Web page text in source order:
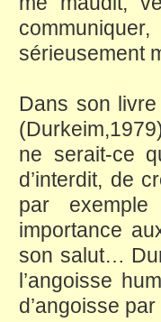
sérieusement
Dans son
ne serait-ce
d’interdit, de
par
importance
son salut…
l’angoisse
d’angoisse